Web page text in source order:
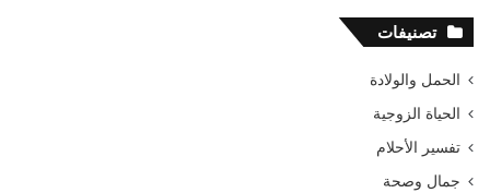
تصنيفات
الحمل والولادة
الحياة الزوجية
تفسير الأحلام
جمال وصحة